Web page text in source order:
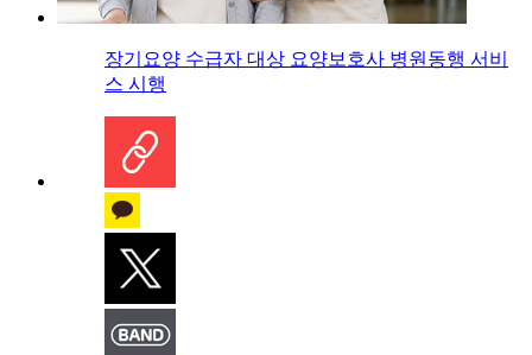
장기요양 수급자 대상 요양보호사 병원동행 서비
스 시행